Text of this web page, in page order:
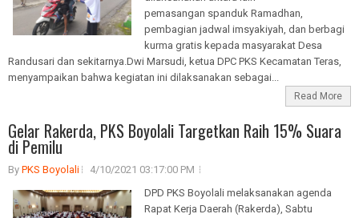
pemasangan spanduk Ramadhan,
pembagian jadwal imsyakiyah, dan berbagi
kurma gratis kepada masyarakat Desa
Randusari dan sekitarnya.Dwi Marsudi, ketua DPC PKS Kecamatan Teras,
menyampaikan bahwa kegiatan ini dilaksanakan sebagai...
Read More
Gelar Rakerda, PKS Boyolali Targetkan Raih 15% Suara
di Pemilu
By PKS Boyolali
4/10/2021 03:17:00 PM
DPD PKS Boyolali melaksanakan agenda
Rapat Kerja Daerah (Rakerda), Sabtu